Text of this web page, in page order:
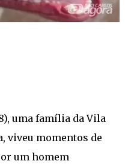
uma família da Vila
viveu momentos de
um homem